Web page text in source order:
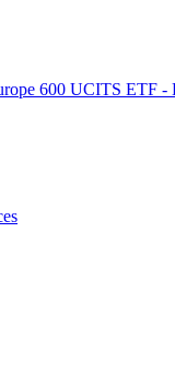
600 UCITS ETF -